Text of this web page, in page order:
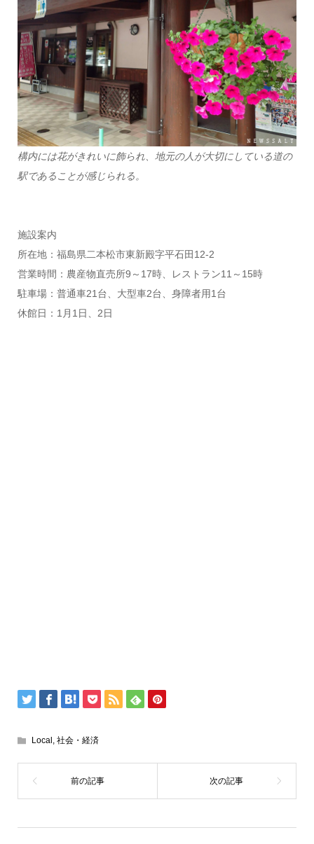
構内には花がきれいに飾られ、地元の人が大切にしている道の
駅であることが感じられる。
施設案内
所在地：福島県二本松市東新殿字平石田12-2
営業時間：農産物直売所9～17時、レストラン11～15時
駐車場：普通車21台、大型車2台、身障者用1台
休館日：1月1日、2日
Local , 社会・経済